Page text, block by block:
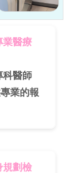
業醫療
科醫師
業的報
規劃檢